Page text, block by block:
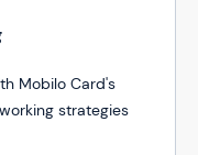
Mobilo Card's
strategies